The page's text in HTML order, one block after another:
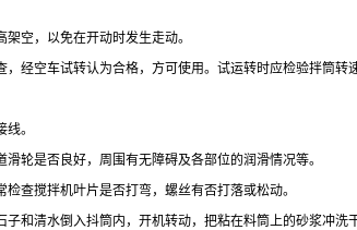
空，以免在开动时发生走动。
经空车试转认为合格，方可使用。试运转时应检验拌筒
。
轮是否良好，周围有无障碍及各部位的润滑情况等。
查搅拌机叶片是否打弯，螺丝有否打落或松动。
和清水倒入抖筒内，开机转动，把粘在料筒上的砂浆冲